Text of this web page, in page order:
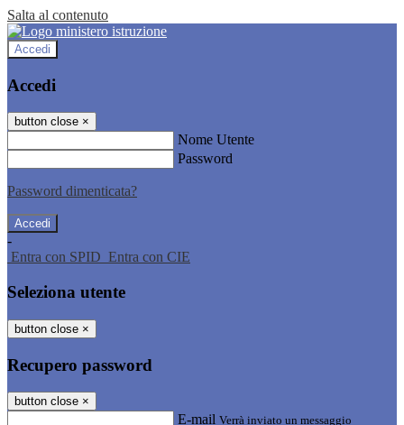
Salta al contenuto
Accedi
Accedi
button close ×
Nome Utente
Password
Password dimenticata?
-
Entra con SPID Entra con CIE
Seleziona utente
button close ×
Recupero password
button close ×
E-mail Verrà inviato un messaggio